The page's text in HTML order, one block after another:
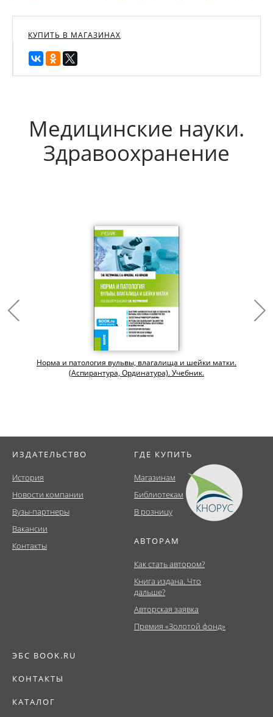
КУПИТЬ В МАГАЗИНАХ
Медицинские науки.
Здравоохранение
Норма и патология вульвы, влагалища и шейки матки.
(Аспирантура, Ординатура). Учебник.
ИЗДАТЕЛЬСТВО
История
Новости компании
Вузы-партнеры
Вакансии
Контакты
ГДЕ КУПИТЬ
Магазинам
Библиотекам
В розницу
АВТОРАМ
Как стать автором?
Книга издана. Что
дальше?
Авторская заявка
Премия «Золотой фонд»
ЭБС BOOK.RU
КОНТАКТЫ
КАТАЛОГ